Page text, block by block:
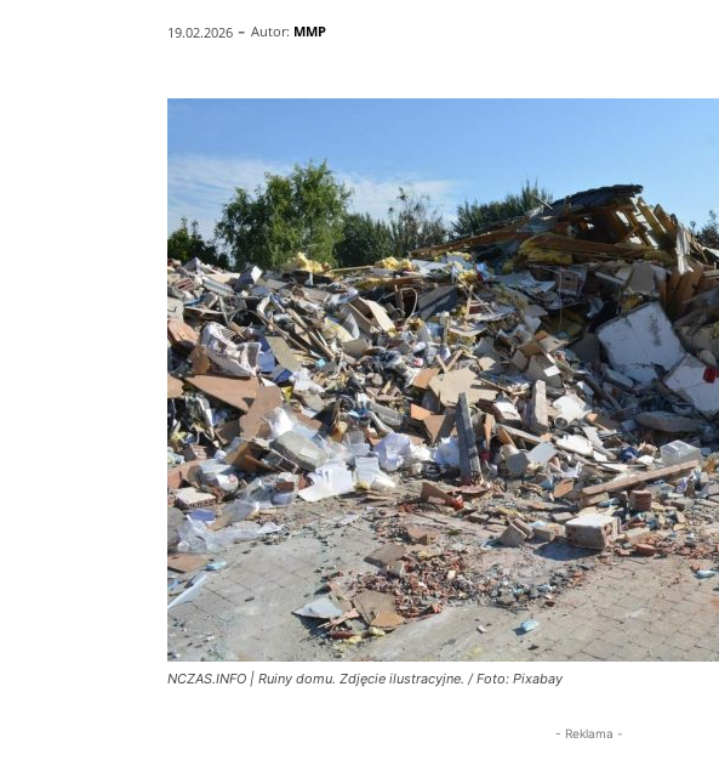
19.02.2026 - Autor: MMP
NCZAS.INFO | Ruiny domu. Zdjęcie ilustracyjne. / Foto: Pixabay
- Reklama -